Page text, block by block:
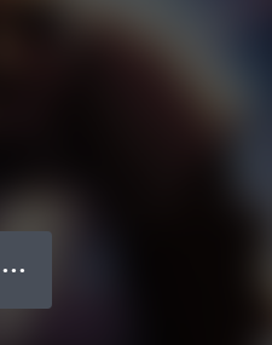
● ● ●